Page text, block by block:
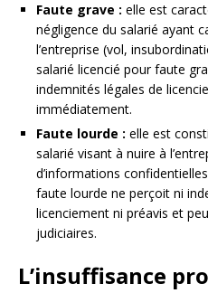
Faute grave : elle est
négligence du salarié ayant
l’entreprise (vol,
salarié licencié pour faute
indemnités légales de
immédiatement.
Faute lourde : elle est
salarié visant à nuire à
d’informations
faute lourde ne perçoit ni
licenciement ni préavis et
judiciaires.
L’insuffisance